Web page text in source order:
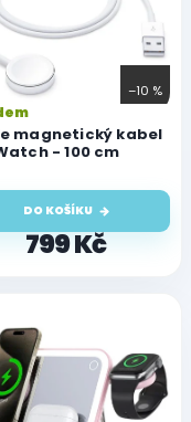
–10 %
magnetický kabel
- 100 cm
799 Kč
DO KOŠÍKU